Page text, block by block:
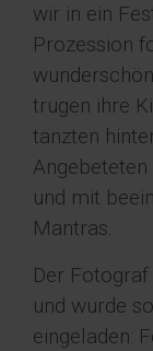
wir in ein
Prozession
trugen ihre
tanzten
und mit
Mantras.
Der
und wurde
eingeladen: